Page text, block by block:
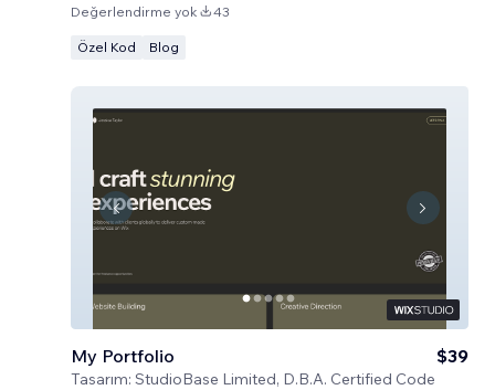
Değerlendirme yok 43
Özel Kod Blog
My Portfolio
Tasarım: StudioBase Limited, D.B.A. Certified Code
$39